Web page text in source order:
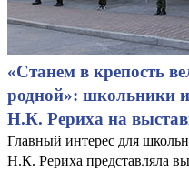
«Станем в крепость
родной»: школьники
Н.К. Рериха на
Главный интерес для
Н.К. Рериха представляла